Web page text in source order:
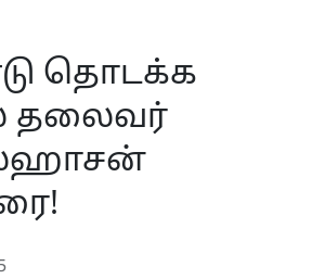
தொடக்க
தலைவர்